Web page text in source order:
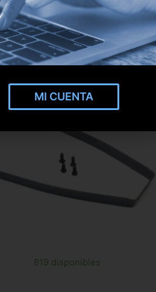
819 disponibles
MI CUENTA